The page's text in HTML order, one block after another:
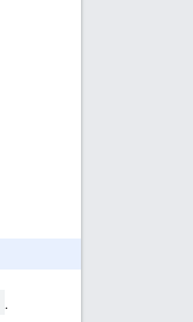
.